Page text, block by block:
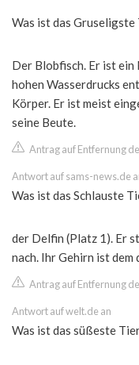
Was ist das Gruseligste
Der Blobfisch. Er ist ein
hohen Wasserdrucks
Körper. Er ist meist
seine Beute.
Antrag auf Entfernung
Antwort auf sams-news.de
Was ist das Schlauste
der Delfin (Platz 1). Er
nach. Ihr Gehirn ist
Antrag auf Entfernung
Antwort auf welt.de an
Was ist das süßeste